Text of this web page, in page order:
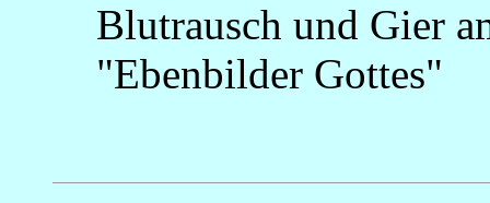
Blutrausch und Gier
"Ebenbilder Gottes"